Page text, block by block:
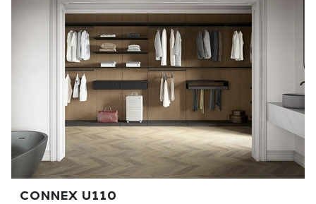
CONNEX U110